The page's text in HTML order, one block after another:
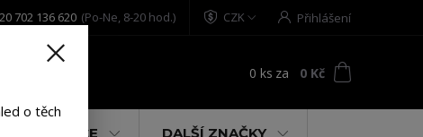
CZK Přihlášení
702 136 620 (Po-Ne, 8-20 hod.)
0 ks za 0 Kč
% AKCE DALŠÍ ZNAČKY
o těch